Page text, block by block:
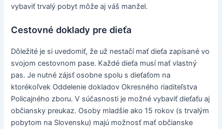
vybaviť trvalý pobyt môže aj váš manžel.
Cestovné doklady pre dieťa
Dôležité je si uvedomiť, že už nestačí mať dieťa zapísané vo
svojom cestovnom pase. Každé dieťa musí mať vlastný
pas. Je nutné zájsť osobne spolu s dieťaťom na
ktorékoľvek Oddelenie dokladov Okresného riaditeľstva
Policajného zboru. V súčasnosti je možné vybaviť dieťaťu aj
občiansky preukaz. Osoby mladšie ako 15 rokov (s trvalým
pobytom na Slovensku) majú možnosť mať občianske